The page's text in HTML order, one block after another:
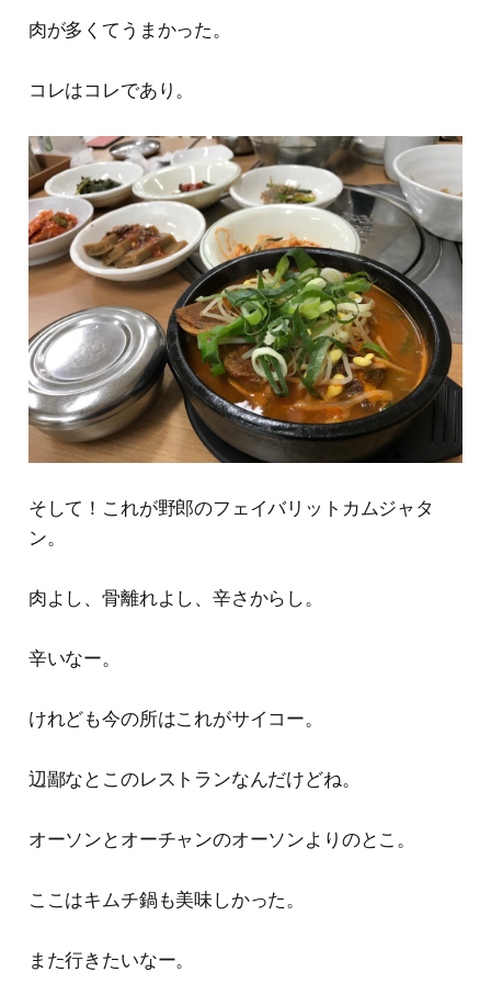
肉が多くてうまかった。
コレはコレであり。
そして！これが野郎のフェイバリットカムジャタ
ン。
肉よし、骨離れよし、辛さからし。
辛いなー。
けれども今の所はこれがサイコー。
辺鄙なとこのレストランなんだけどね。
オーソンとオーチャンのオーソンよりのとこ。
ここはキムチ鍋も美味しかった。
また行きたいなー。